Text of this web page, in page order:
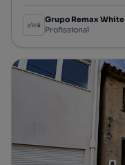
Grupo Remax White
Profissional